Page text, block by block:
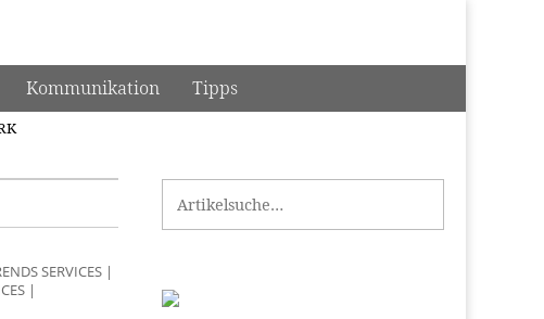
Kommunikation Tipps
SERVICES|
|